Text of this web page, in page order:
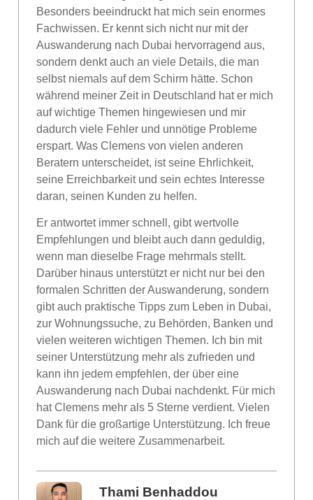
Besonders beeindruckt hat mich sein enormes
Fachwissen. Er kennt sich nicht nur mit der
Auswanderung nach Dubai hervorragend aus,
sondern denkt auch an viele Details, die man
selbst niemals auf dem Schirm hätte. Schon
während meiner Zeit in Deutschland hat er mich
auf wichtige Themen hingewiesen und mir
dadurch viele Fehler und unnötige Probleme
erspart. Was Clemens von vielen anderen
Beratern unterscheidet, ist seine Ehrlichkeit,
seine Erreichbarkeit und sein echtes Interesse
daran, seinen Kunden zu helfen.
Er antwortet immer schnell, gibt wertvolle
Empfehlungen und bleibt auch dann geduldig,
wenn man dieselbe Frage mehrmals stellt.
Darüber hinaus unterstützt er nicht nur bei den
formalen Schritten der Auswanderung, sondern
gibt auch praktische Tipps zum Leben in Dubai,
zur Wohnungssuche, zu Behörden, Banken und
vielen weiteren wichtigen Themen. Ich bin mit
seiner Unterstützung mehr als zufrieden und
kann ihn jedem empfehlen, der über eine
Auswanderung nach Dubai nachdenkt. Für mich
hat Clemens mehr als 5 Sterne verdient. Vielen
Dank für die großartige Unterstützung. Ich freue
mich auf die weitere Zusammenarbeit.
Thami Benhaddou